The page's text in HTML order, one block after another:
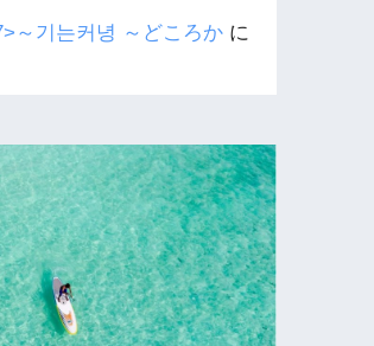
～기는커녕 ～どころか に